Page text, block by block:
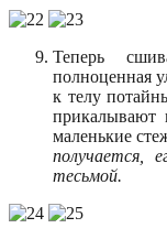
Теперь
полноценная
к телу
прикалывают
маленькие
получается,
тесьмой.